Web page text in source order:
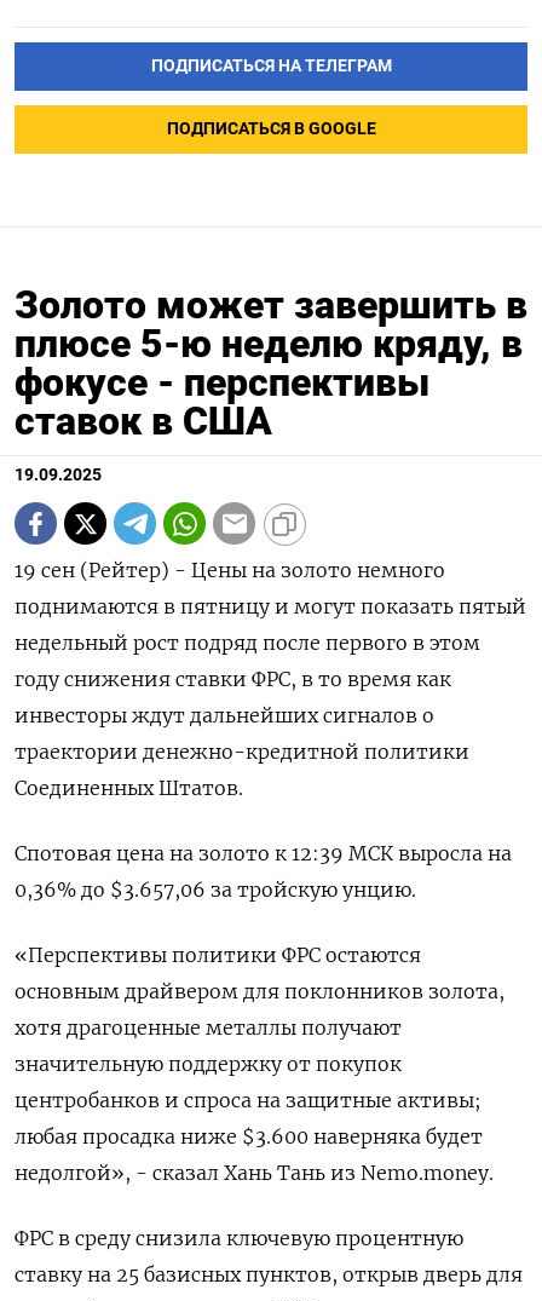
ПОДПИСАТЬСЯ НА ТЕЛЕГРАМ
ПОДПИСАТЬСЯ В GOOGLE
Золото может завершить в
плюсе 5-ю неделю кряду, в
фокусе - перспективы
ставок в США
19.09.2025
19 сен (Рейтер) - Цены на золото немного
поднимаются в пятницу и могут показать пятый
недельный рост подряд после первого в этом
году снижения ставки ФРС, в то время как
инвесторы ждут дальнейших сигналов о
траектории денежно-кредитной политики
Соединенных Штатов.
Спотовая цена на золото к 12:39 МСК выросла на
0,36% до $3.657,06​ за тройскую унцию.
«Перспективы политики ФРС остаются
основным драйвером для поклонников золота,
хотя драгоценные металлы получают
значительную поддержку от покупок
центробанков и спроса на защитные активы;
любая просадка ниже $3.600 наверняка будет
недолгой», - сказал Хань Тань из Nemo.money.
ФРС в среду снизила ключевую процентную
ставку на 25 базисных пунктов, открыв дверь для